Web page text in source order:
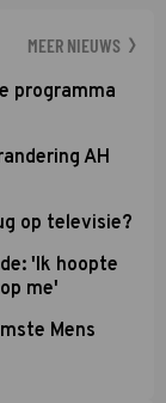
MEER NIEUWS
programma
AH
op televisie?
'Ik hoopte
me'
Mens